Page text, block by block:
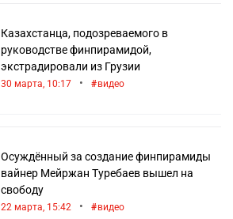
Казахстанца, подозреваемого в
руководстве финпирамидой,
экстрадировали из Грузии
30 марта, 10:17 • видео
Осуждённый за создание финпирамиды
вайнер Мейржан Туребаев вышел на
свободу
22 марта, 15:42 • видео